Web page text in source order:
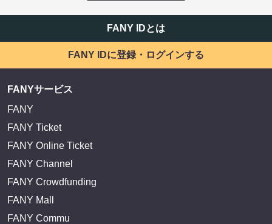
FANY IDとは
FANY IDに登録・ログインする
FANYサービス
FANY
FANY Ticket
FANY Online Ticket
FANY Channel
FANY Crowdfunding
FANY Mall
FANY Commu